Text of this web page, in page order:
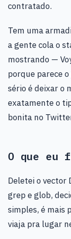
contratado.
Tem uma
a gente cola o
mostrando —
porque parece
sério é deixar o
exatamente o
bonita no
O que eu
Deletei o vector
grep e glob,
simples, é mais
viaja pra lugar